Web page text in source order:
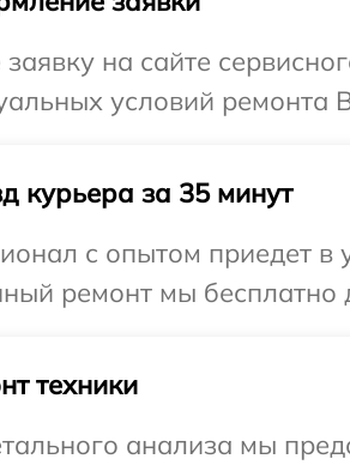
заявку на сайте
условий ремонта
курьера за 35 минут
с опытом приедет в
ремонт мы бесплатно
техники
анализа мы